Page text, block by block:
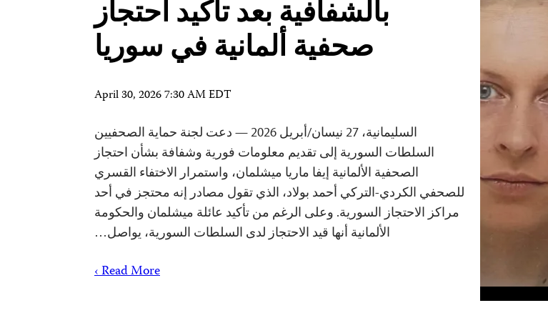
بالشفافية بعد تأكيد احتجاز
صحفية ألمانية في سوريا
April 30, 2026 7:30 AM EDT
السليمانية، 27 نيسان/أبريل 2026 — دعت لجنة حماية الصحفيين
السلطات السورية إلى تقديم معلومات فورية وشفافة بشأن احتجاز
الصحفية الألمانية إيفا ماريا ميشلمان، واستمرار الاختفاء القسري
للصحفي الكردي-التركي أحمد بولاد، الذي تقول مصادر إنه محتجز في أحد
مراكز الاحتجاز السورية. وعلى الرغم من تأكيد عائلة ميشلمان والحكومة
الألمانية أنها قيد الاحتجاز لدى السلطات السورية، يواصل…
Read More ›